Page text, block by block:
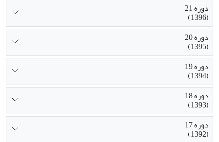
دوره 21
(1396)
دوره 20
(1395)
دوره 19
(1394)
دوره 18
(1393)
دوره 17
(1392)